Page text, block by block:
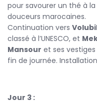
patrimoine, culture et
passionné d’histoire,
quête d’authenticité,
souvenirs inoubliables.
Réservez dès
avec Flying Carpet
pour savourer un thé à
douceurs marocaines.
Continuation vers
classé à l’UNESCO, et
Mansour et ses
fin de journée.
Jour 3 :